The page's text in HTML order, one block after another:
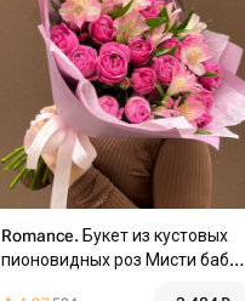
Romance. Букет из кустовых
пионовидных роз Мисти баблс